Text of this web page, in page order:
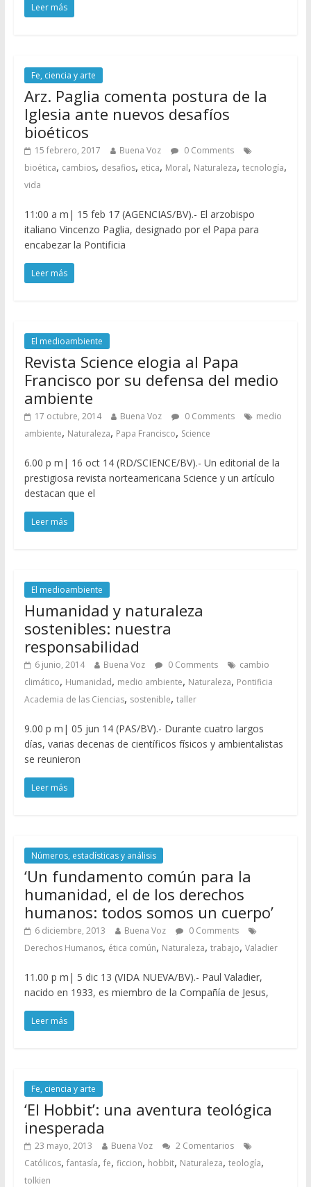
Leer más
Fe, ciencia y arte
Arz. Paglia comenta postura de la
Iglesia ante nuevos desafíos
bioéticos
15 febrero, 2017 Buena Voz
0 Comments
bioética, cambios, desafios, etica, Moral, Naturaleza, tecnología,
vida
11:00 a m| 15 feb 17 (AGENCIAS/BV).- El arzobispo
italiano Vincenzo Paglia, designado por el Papa para
encabezar la Pontificia
Leer más
El medioambiente
Revista Science elogia al Papa
Francisco por su defensa del medio
ambiente
17 octubre, 2014 Buena Voz 0 Comments
medio
ambiente, Naturaleza, Papa Francisco, Science
6.00 p m| 16 oct 14 (RD/SCIENCE/BV).- Un editorial de la
prestigiosa revista norteamericana Science y un artículo
destacan que el
Leer más
El medioambiente
Humanidad y naturaleza
sostenibles: nuestra
responsabilidad
6 junio, 2014 Buena Voz 0 Comments
cambio
climático, Humanidad, medio ambiente, Naturaleza, Pontificia
Academia de las Ciencias, sostenible, taller
9.00 p m| 05 jun 14 (PAS/BV).- Durante cuatro largos
días, varias decenas de científicos físicos y ambientalistas
se reunieron
Leer más
Números, estadísticas y análisis
‘Un fundamento común para la
humanidad, el de los derechos
humanos: todos somos un cuerpo’
6 diciembre, 2013 Buena Voz
0 Comments
Derechos Humanos, ética común, Naturaleza, trabajo, Valadier
11.00 p m| 5 dic 13 (VIDA NUEVA/BV).- Paul Valadier,
nacido en 1933, es miembro de la Compañía de Jesus,
Leer más
Fe, ciencia y arte
‘El Hobbit’: una aventura teológica
inesperada
23 mayo, 2013 Buena Voz
2 Comentarios
Católicos, fantasía, fe, ficcion, hobbit, Naturaleza, teología,
tolkien